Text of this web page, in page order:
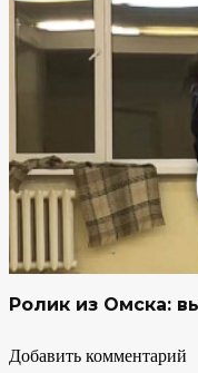
Ролик из Омска:
Добавить комментарий